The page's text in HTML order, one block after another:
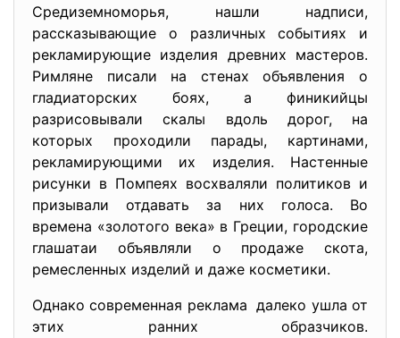
Средиземноморья, нашли надписи,
рассказывающие о различных событиях и
рекламирующие изделия древних мастеров.
Римляне писали на стенах объявления о
гладиаторских боях, а финикийцы
разрисовывали скалы вдоль дорог, на
которых проходили парады, картинами,
рекламирующими их изделия. Настенные
рисунки в Помпеях восхваляли политиков и
призывали отдавать за них голоса. Во
времена «золотого века» в Греции, городские
глашатаи объявляли о продаже скота,
ремесленных изделий и даже косметики.
Однако современная реклама далеко ушла от
этих ранних образчиков.